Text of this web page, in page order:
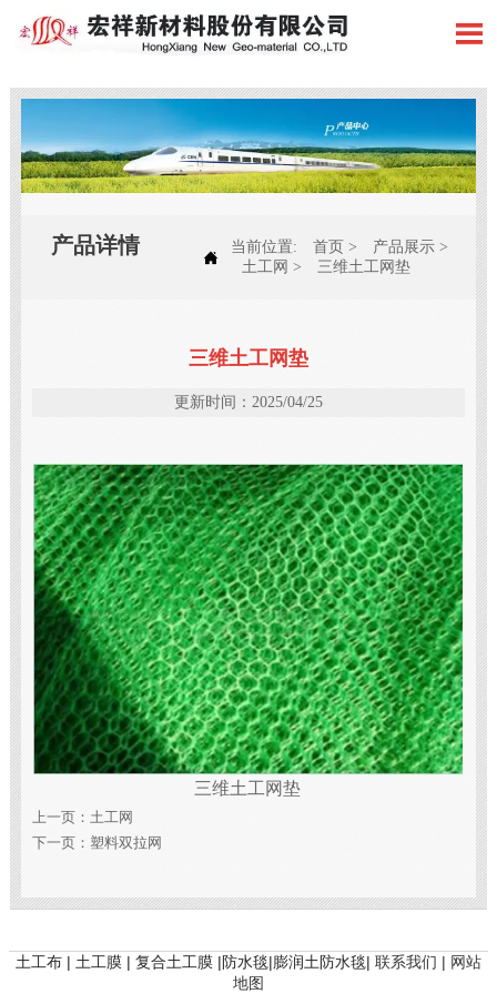

产品详情 
当前位置: 首页 > 产品展示 >
土工网 > 三维土工网垫
三维土工网垫
更新时间：2025/04/25
三维土工网垫
上一页： 土工网
下一页： 塑料双拉网
土工布 | 土工膜 | 复合土工膜 |防水毯|膨润土防水毯| 联系我们 | 网站
地图